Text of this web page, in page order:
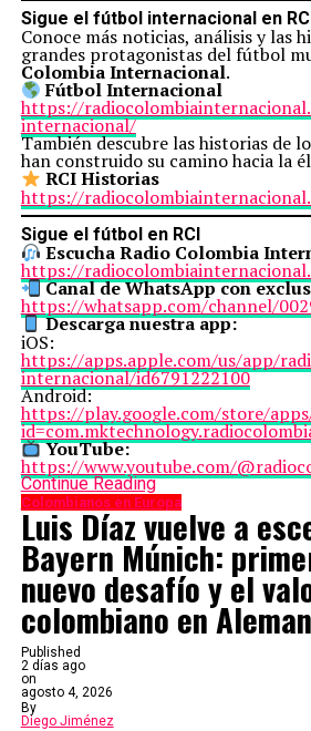
Sigue el fútbol internacional en
Conoce más noticias, análisis y las
grandes protagonistas del fútbol
Colombia Internacional.
Fútbol Internacional
https://
internacional/
También descubre las historias de
han construido su camino hacia la
RCI Historias
https://
Sigue el fútbol en RCI
Escucha Radio Colombia
https://
Canal de WhatsApp con
https://whatsapp.com/channel/
Descarga nuestra app:
iOS:
https://apps.apple.com/us/app/
internacional/id6791222100
Android:
https://play.google.com/store/
YouTube:
https://www.youtube.com/
Continue Reading
Colombianos en Europa
Luis Díaz vuelve a
Bayern Múnich:
nuevo desafío y el
colombiano en
Published
2 días ago
on
agosto 4, 2026
By
Diego Jiménez